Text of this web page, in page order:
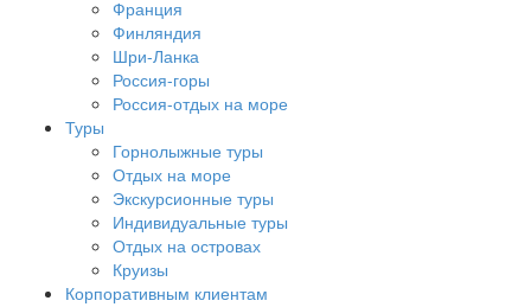
Франция
Финляндия
Шри-Ланка
Россия-горы
Россия-отдых на море
Туры
Горнолыжные туры
Отдых на море
Экскурсионные туры
Индивидуальные туры
Отдых на островах
Круизы
Корпоративным клиентам